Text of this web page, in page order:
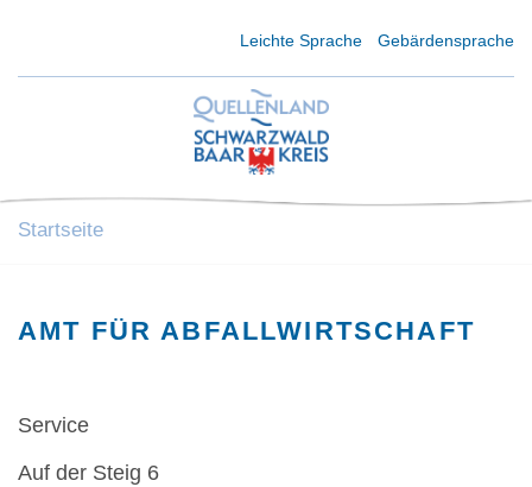
Leichte Sprache Gebärdensprache
Startseite
AMT FÜR ABFALLWIRTSCHAFT
Service
Auf der Steig 6